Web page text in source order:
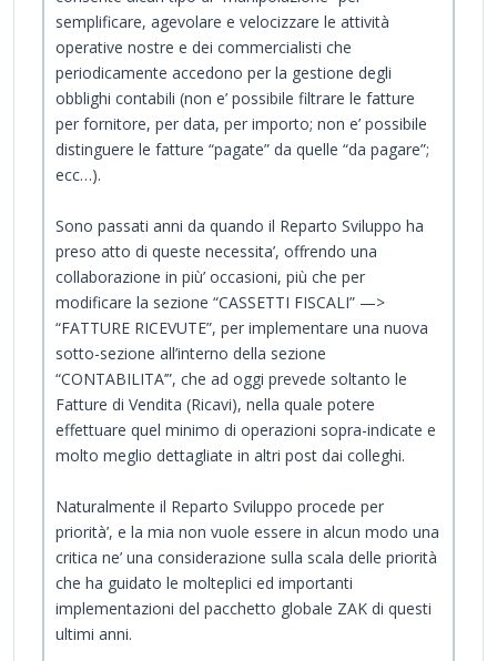
semplificare, agevolare e velocizzare le attività
operative nostre e dei commercialisti che
periodicamente accedono per la gestione degli
obblighi contabili (non e’ possibile filtrare le fatture
per fornitore, per data, per importo; non e’ possibile
distinguere le fatture “pagate” da quelle “da pagare”;
ecc…).
Sono passati anni da quando il Reparto Sviluppo ha
preso atto di queste necessita’, offrendo una
collaborazione in più’ occasioni, più che per
modificare la sezione “CASSETTI FISCALI” —>
“FATTURE RICEVUTE”, per implementare una nuova
sotto-sezione all’interno della sezione
“CONTABILITA’”, che ad oggi prevede soltanto le
Fatture di Vendita (Ricavi), nella quale potere
effettuare quel minimo di operazioni sopra-indicate e
molto meglio dettagliate in altri post dai colleghi.
Naturalmente il Reparto Sviluppo procede per
priorità’, e la mia non vuole essere in alcun modo una
critica ne’ una considerazione sulla scala delle priorità
che ha guidato le molteplici ed importanti
implementazioni del pacchetto globale ZAK di questi
ultimi anni.